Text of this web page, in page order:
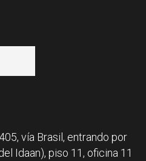
vía Brasil, entrando por
Idaan), piso 11, oficina 11